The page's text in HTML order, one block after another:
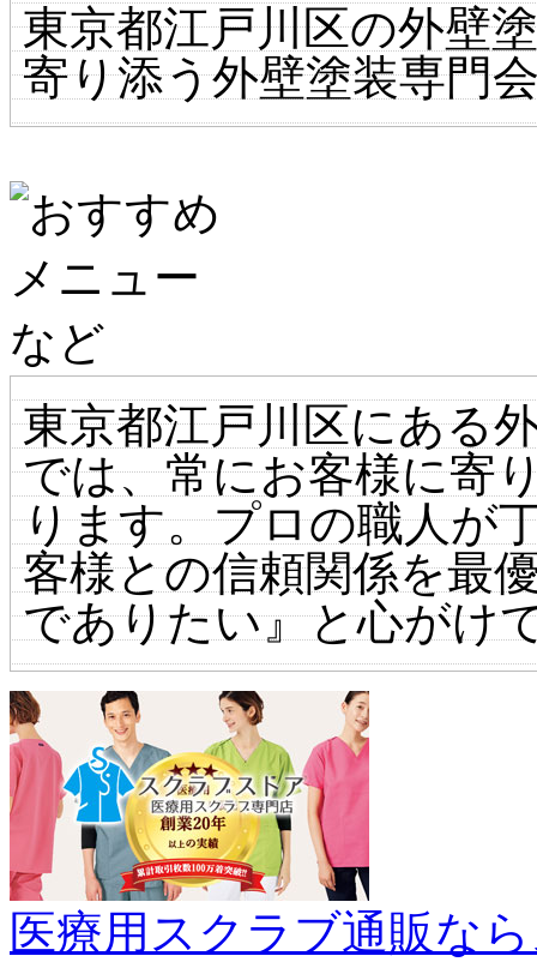
東京都江戸川区の外壁
寄り添う外壁塗装専門
東京都江戸川区にある
では、常にお客様に寄
ります。プロの職人が
客様との信頼関係を最
でありたい』と心がけ
医療用スクラブ通販な